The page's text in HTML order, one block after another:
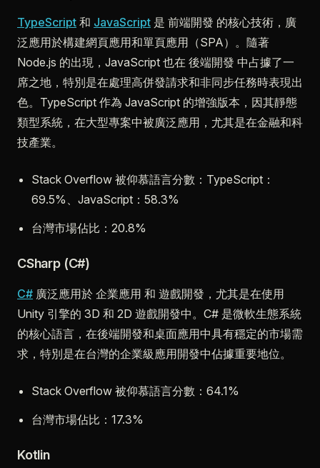
TypeScript 和 JavaScript 是 前端開發 的核心技術，廣
泛應用於構建網頁應用和單頁應用（SPA）。隨著
Node.js 的出現，JavaScript 也在 後端開發 中占據了一
席之地，特別是在處理高併發請求和非同步任務時表現出
色。TypeScript 作為 JavaScript 的增強版本，因其靜態
類型系統，在大型專案中被廣泛應用，尤其是在金融和科
技產業。
Stack Overflow 被仰慕語言分數：TypeScript：
69.5%、JavaScript：58.3%
台灣市場佔比：20.8%
CSharp (C#)
C# 廣泛應用於 企業應用 和 遊戲開發，尤其是在使用
Unity 引擎的 3D 和 2D 遊戲開發中。C# 是微軟生態系統
的核心語言，在後端開發和桌面應用中具有穩定的市場需
求，特別是在台灣的企業級應用開發中佔據重要地位。
Stack Overflow 被仰慕語言分數：64.1%
台灣市場佔比：17.3%
Kotlin